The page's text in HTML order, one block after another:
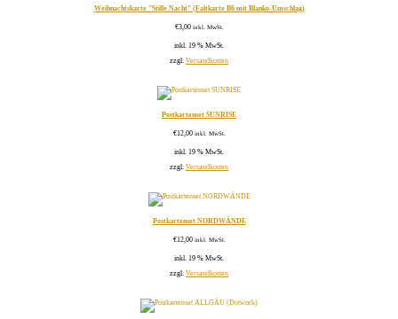
Weihnachtskarte "Stille Nacht" (Faltkarte B6 mit Blanko-Umschlag)
€3,00 inkl. MwSt.
inkl. 19 % MwSt.
zzgl. Versandkosten
Postkartenset SUNRISE
€12,00 inkl. MwSt.
inkl. 19 % MwSt.
zzgl. Versandkosten
Postkartenset NORDWÄNDE
€12,00 inkl. MwSt.
inkl. 19 % MwSt.
zzgl. Versandkosten